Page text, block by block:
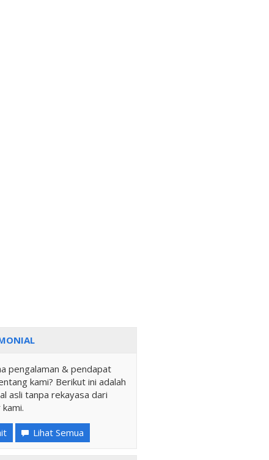
pengalaman & pendapat
kami? Berikut ini adalah
asli tanpa rekayasa dari
Lihat Semua